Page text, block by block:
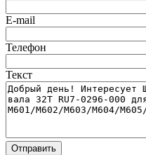
E-mail
Телефон
Текст
Отправить